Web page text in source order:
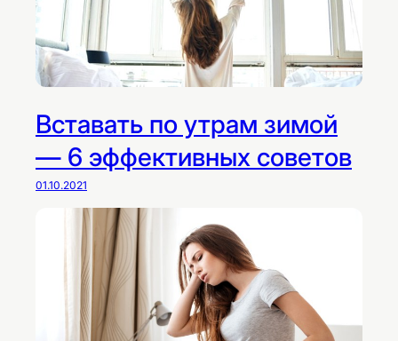
Вставать по утрам зимой
— 6 эффективных советов
01.10.2021